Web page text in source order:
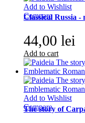
Add to Wishlist
Compare
Classical Russia -
44,00 lei
Add to cart
Add to Wishlist
Compare
The story of